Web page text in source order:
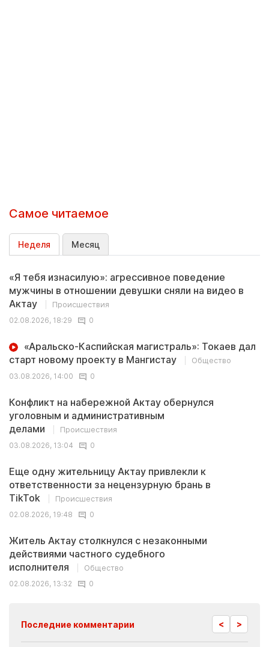
Самое читаемое
Неделя Месяц
«Я тебя изнасилую»: агрессивное поведение
мужчины в отношении девушки сняли на видео в
Актау
Происшествия
02.08.2026, 18:29
0
«Аральско-Каспийская магистраль»: Токаев дал
старт новому проекту в Мангистау
Общество
03.08.2026, 14:00
0
Конфликт на набережной Актау обернулся
уголовным и административным
делами
Происшествия
03.08.2026, 13:04
0
Еще одну жительницу Актау привлекли к
ответственности за нецензурную брань в
TikTok
Происшествия
02.08.2026, 19:48
0
Житель Актау столкнулся с незаконными
действиями частного судебного
исполнителя
Общество
02.08.2026, 13:32
0
Последние комментарии < >